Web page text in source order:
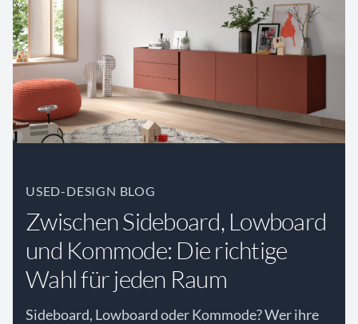
USED-DESIGN BLOG
Zwischen Sideboard, Lowboard
und Kommode: Die richtige
Wahl für jeden Raum
Sideboard, Lowboard oder Kommode? Wer ihre